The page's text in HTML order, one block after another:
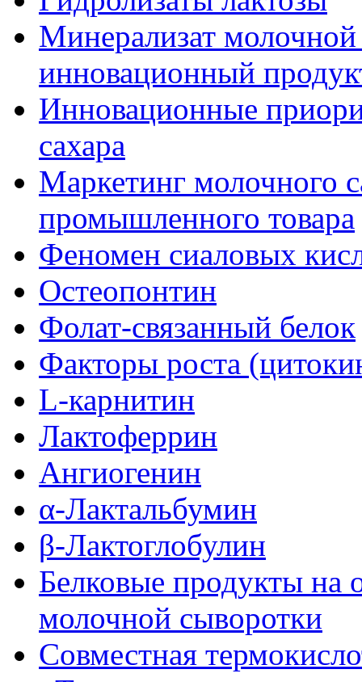
Минерализат
инновационный
Инновационные
сахара
Маркетинг молочного
промышленного товара
Феномен сиаловых
Остеопонтин
Фолат-связанный белок
Факторы роста
L-карнитин
Лактоферрин
Ангиогенин
α-Лактальбумин
β-Лактоглобулин
Белковые продукты на
молочной сыворотки
Совместная